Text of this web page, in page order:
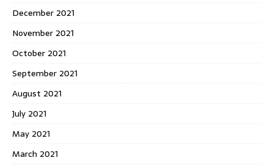
December 2021
November 2021
October 2021
September 2021
August 2021
July 2021
May 2021
March 2021